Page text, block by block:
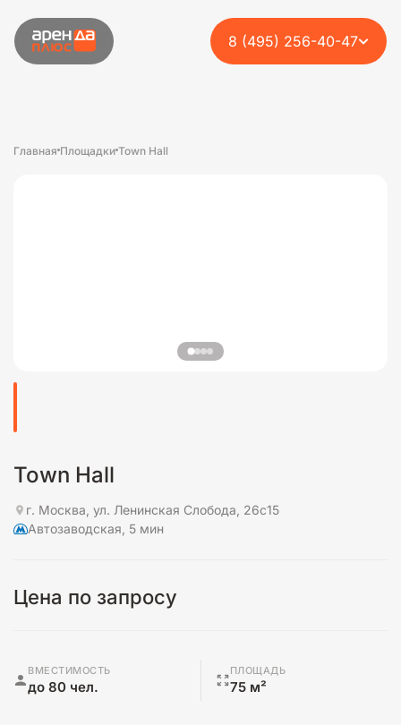
8 (495) 256-40-47
Главная Площадки Town Hall
Town Hall
г. Москва, ул. Ленинская Слобода, 26c15
Автозаводская, 5 мин
Цена по запросу
ВМЕСТИМОСТЬ
до 80 чел.
ПЛОЩАДЬ
75 м²